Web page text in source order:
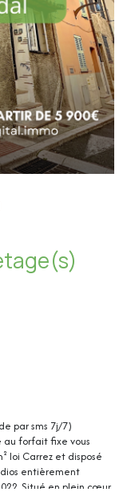
66 m² 1 etage(s)
par sms 7j/7)
au forfait fixe vous
loi Carrez et disposé
entièrement
Situé en plein cœur